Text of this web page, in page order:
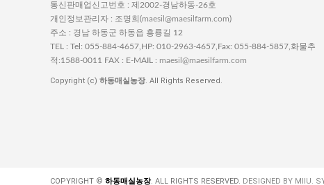
통신판매업신고번호 : 제2002-경남하동-26호
개인정보관리자 : 조명희(maesil@maesilfarm.com)
주소 : 경남 하동군 하동읍 흥룡길 12
TEL : Tel: 055-884-4657,HP: 010-2963-4657,Fax: 055-884-5857,화물추
적:1588-0011 FAX : E-MAIL : maesil@maesilfarm.com
Copyright (c) 하동매실농장. All Rights Reserved.
COPYRIGHT © 하동매실농장. ALL RIGHTS RESERVED.